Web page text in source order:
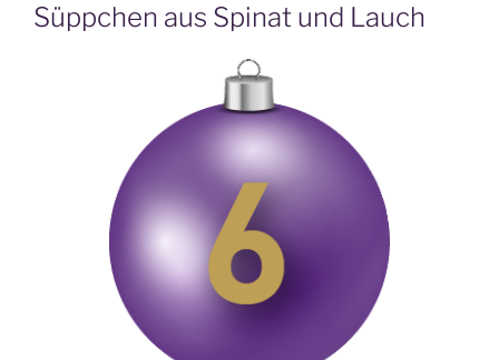
Süppchen aus Spinat und Lauch